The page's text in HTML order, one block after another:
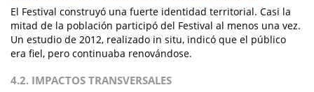
El Festival construyó una fuerte identidad territorial. Casi la
mitad de la población participó del Festival al menos una vez.
Un estudio de 2012, realizado in situ, indicó que el público
era fiel, pero continuaba renovándose.
4.2. IMPACTOS TRANSVERSALES